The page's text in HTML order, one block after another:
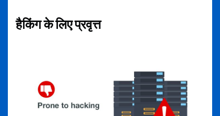
हैकिंग के लिए प्रवृत्त